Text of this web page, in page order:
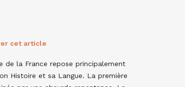
cet article
de la France repose principalement
Histoire et sa Langue. La première